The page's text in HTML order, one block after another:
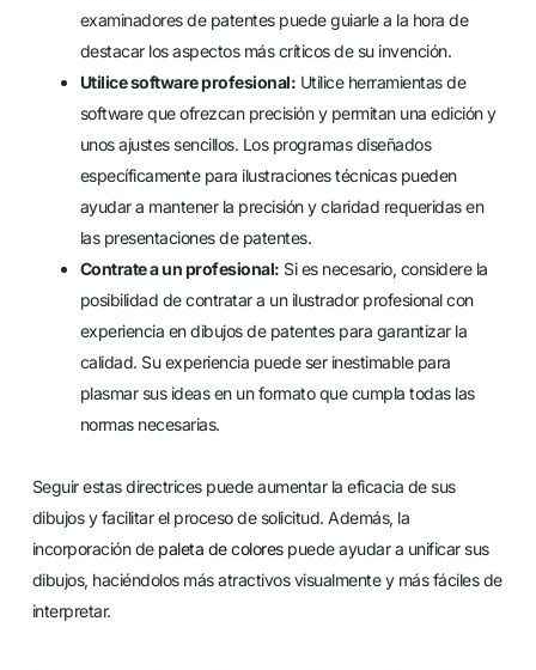
examinadores de patentes puede guiarle a la hora de
destacar los aspectos más críticos de su invención.
Utilice software profesional: Utilice herramientas de
software que ofrezcan precisión y permitan una edición y
unos ajustes sencillos. Los programas diseñados
específicamente para ilustraciones técnicas pueden
ayudar a mantener la precisión y claridad requeridas en
las presentaciones de patentes.
Contrate a un profesional: Si es necesario, considere la
posibilidad de contratar a un ilustrador profesional con
experiencia en dibujos de patentes para garantizar la
calidad. Su experiencia puede ser inestimable para
plasmar sus ideas en un formato que cumpla todas las
normas necesarias.
Seguir estas directrices puede aumentar la eficacia de sus
dibujos y facilitar el proceso de solicitud. Además, la
incorporación de paleta de colorespuede ayudar a unificar sus
dibujos, haciéndolos más atractivos visualmente y más fáciles de
interpretar.